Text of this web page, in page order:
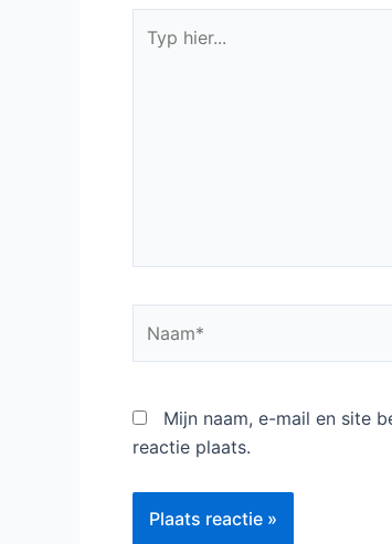
hier...
Mijn naam, e-mail en site
reactie plaats.